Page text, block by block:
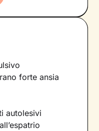
forte ansia
autolesivi